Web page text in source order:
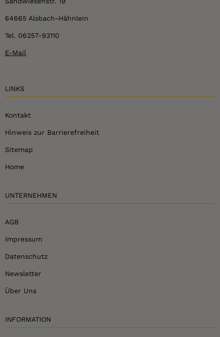
64665 Alsbach-Hähnlein
Tel. 06257-93110
E-Mail
LINKS
Kontakt
Hinweis zur Barrierefreiheit
Sitemap
Home
UNTERNEHMEN
AGB
Impressum
Datenschutz
Newsletter
Über Uns
INFORMATION